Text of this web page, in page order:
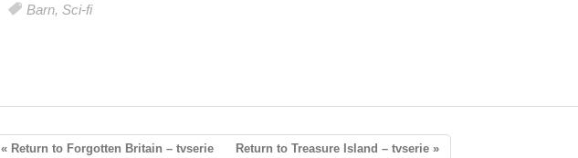
Barn, Sci-fi
« Return to Forgotten Britain – tvserie Return to Treasure Island – tvserie »